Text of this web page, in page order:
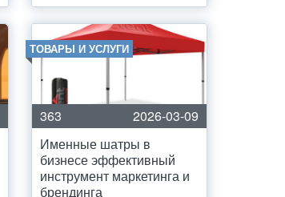
ТОВАРЫ И УСЛУГИ
363
2026-03-09
Именные шатры в
бизнесе эффективный
инструмент маркетинга и
брендинга